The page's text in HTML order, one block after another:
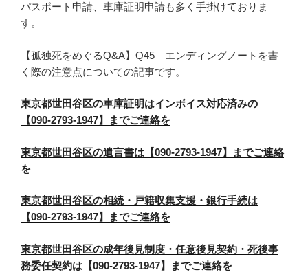
パスポート申請、車庫証明申請も多く手掛けておりま
す。
【孤独死をめぐるQ&A】Q45 エンディングノートを書
く際の注意点についての記事です。
東京都世田谷区の車庫証明はインボイス対応済みの
【090-2793-1947】までご連絡を
東京都世田谷区の遺言書は【090-2793-1947】までご連絡
を
東京都世田谷区の相続・戸籍収集支援・銀行手続は
【090-2793-1947】までご連絡を
東京都世田谷区の成年後見制度・任意後見契約・死後事
務委任契約は【090-2793-1947】までご連絡を